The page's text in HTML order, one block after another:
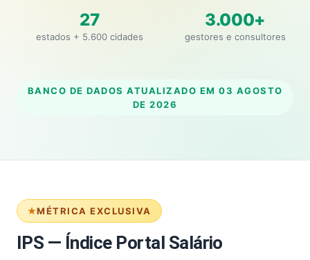
27
estados + 5.600 cidades
3.000+
gestores e consultores
BANCO DE DADOS ATUALIZADO EM 03 AGOSTO
DE 2026
MÉTRICA EXCLUSIVA
IPS — Índice Portal Salário